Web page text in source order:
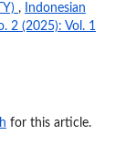
,
Indonesian
2 (2025): Vol. 1
for this article.